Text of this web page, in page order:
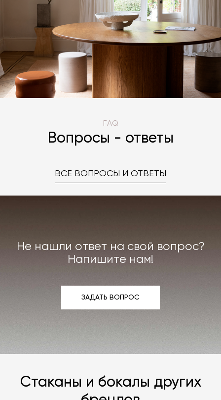
FAQ
Вопросы - ответы
ВСЕ ВОПРОСЫ И ОТВЕТЫ
Не нашли ответ на свой вопрос?
Напишите нам!
ЗАДАТЬ ВОПРОС
Стаканы и бокалы других